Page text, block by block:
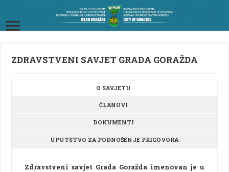
ZDRAVSTVENI SAVJET GRADA GORAŽDA
O SAVJETU
ČLANOVI
DOKUMENTI
UPUTSTVO ZA PODNOŠENJE PRIGOVORA
Zdravstveni savjet Grada Goražda imenovan je u